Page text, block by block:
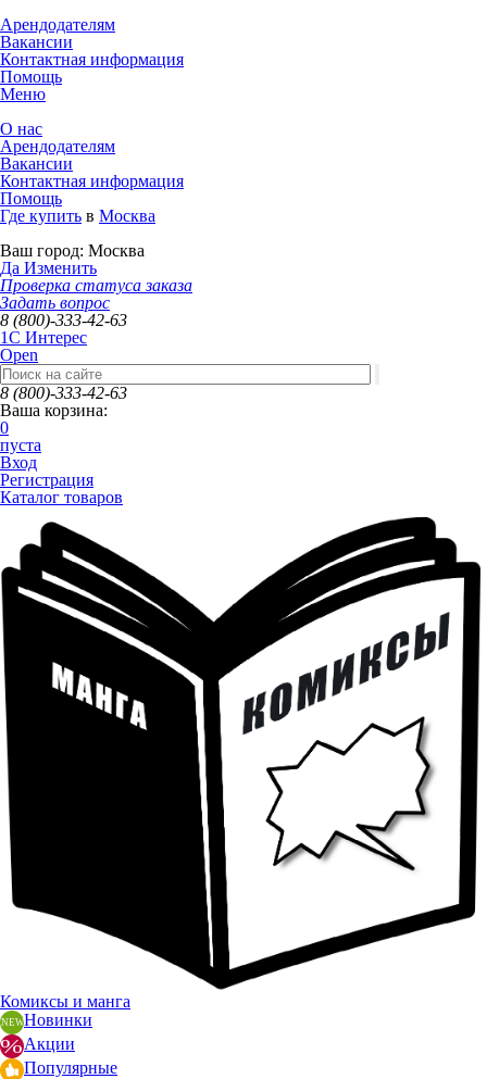
Арендодателям
Вакансии
Контактная информация
Помощь
Меню
О нас
Арендодателям
Вакансии
Контактная информация
Помощь
Где купить в Москва
Ваш город: Москва
Да Изменить
Проверка статуса заказа
Задать вопрос
8 (800)-333-42-63
1C Интерес
Open
8 (800)-333-42-63
Ваша корзина:
0
пуста
Вход
Регистрация
Каталог товаров
Комиксы и манга
Новинки
Акции
Популярные